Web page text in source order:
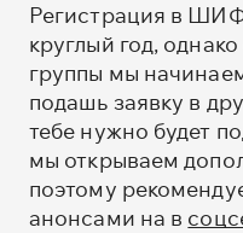
Регистрация в
круглый год,
группы мы
подашь заявку в
тебе нужно будет
мы открываем
поэтому
анонсами на в